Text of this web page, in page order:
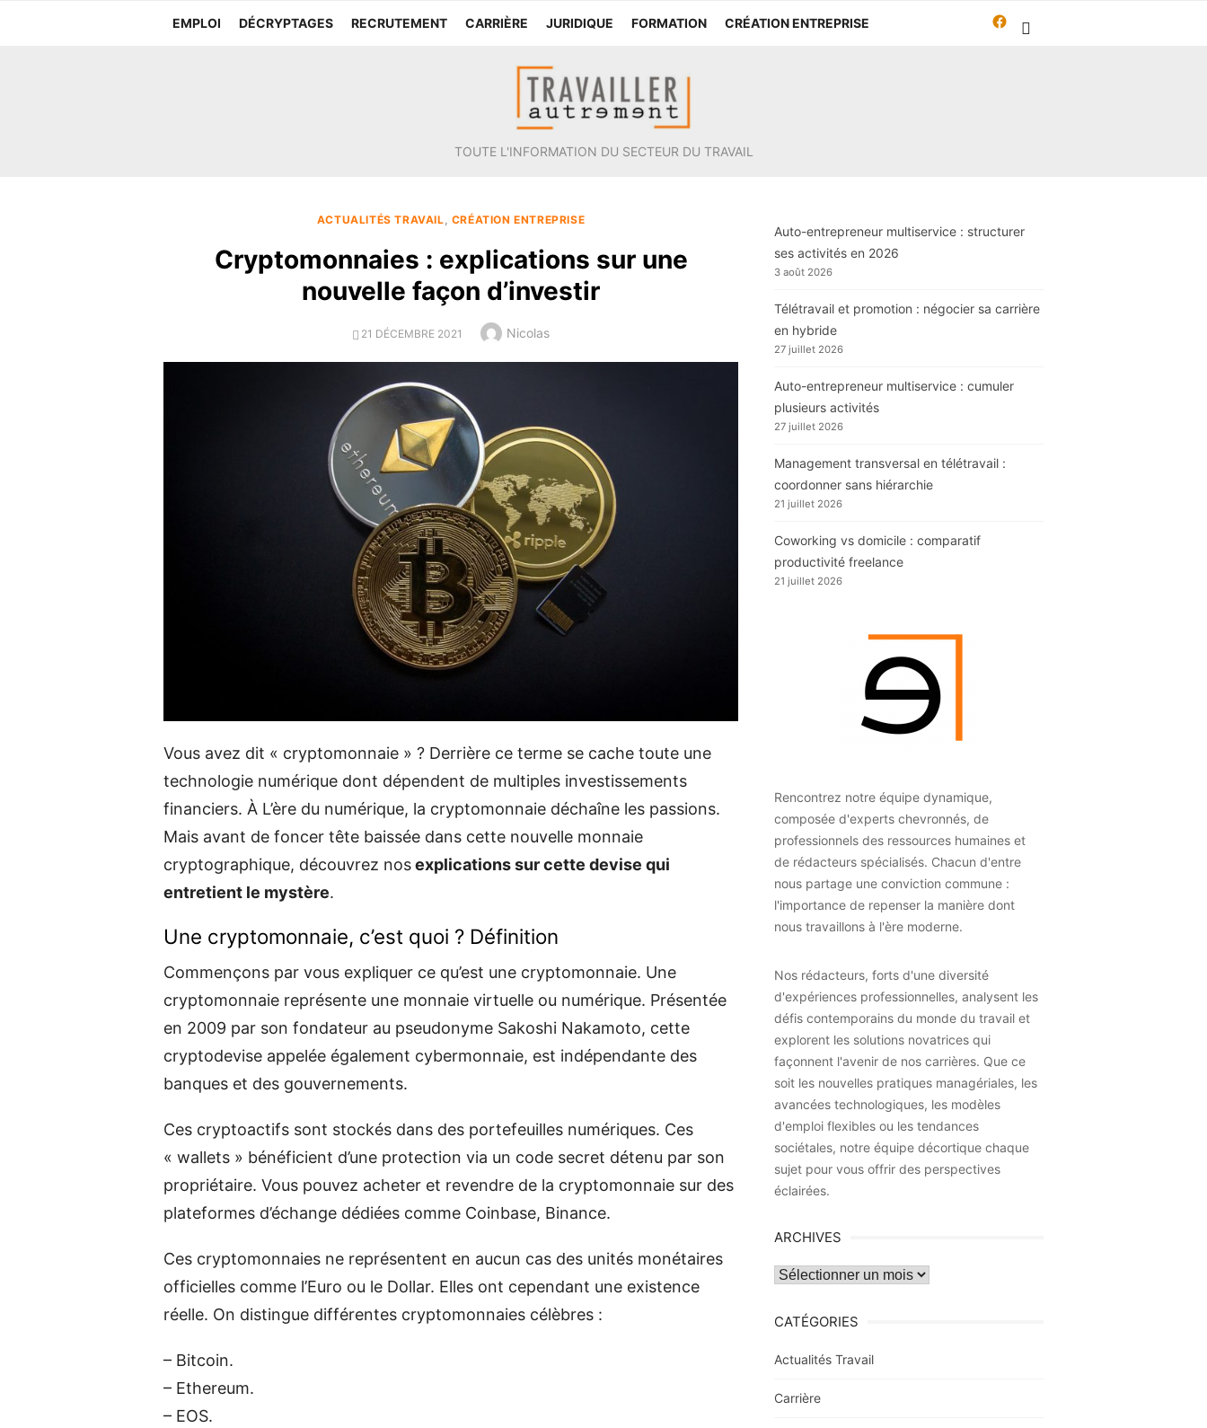
EMPLOI DÉCRYPTAGES RECRUTEMENT CARRIÈRE JURIDIQUE FORMATION CRÉATION ENTREPRISE
Travailleur-
TOUTE L'INFORMATION DU SECTEUR DU TRAVAIL
ACTUALITÉS TRAVAIL, CRÉATION ENTREPRISE
Cryptomonnaies : explications sur une
nouvelle façon d’investir
POSTED
21 DÉCEMBRE 2021 Author
Nicolas
Vous avez dit « cryptomonnaie » ? Derrière ce terme se cache toute une
technologie numérique dont dépendent de multiples investissements
financiers. À L’ère du numérique, la cryptomonnaie déchaîne les passions.
Mais avant de foncer tête baissée dans cette nouvelle monnaie
cryptographique, découvrez nosexplications sur cette devise qui
entretient le mystère.
Une cryptomonnaie, c’est quoi ? Définition
Commençons par vous expliquer ce qu’est une cryptomonnaie. Une
cryptomonnaie représente une monnaie virtuelle ou numérique. Présentée
en 2009 par son fondateur au pseudonyme Sakoshi Nakamoto, cette
cryptodevise appelée également cybermonnaie, est indépendante des
banques et des gouvernements.
Ces cryptoactifs sont stockés dans des portefeuilles numériques. Ces
« wallets » bénéficient d’une protection via un code secret détenu par son
propriétaire. Vous pouvez acheter et revendre de la cryptomonnaie sur des
plateformes d’échange dédiées comme Coinbase, Binance.
Ces cryptomonnaies ne représentent en aucun cas des unités monétaires
officielles comme l’Euro ou le Dollar. Elles ont cependant une existence
réelle. On distingue différentes cryptomonnaies célèbres :
– Bitcoin.
– Ethereum.
– EOS.
Auto-entrepreneur multiservice : structurer
ses activités en 2026
3 août 2026
Télétravail et promotion : négocier sa carrière
en hybride
27 juillet 2026
Auto-entrepreneur multiservice : cumuler
plusieurs activités
27 juillet 2026
Management transversal en télétravail :
coordonner sans hiérarchie
21 juillet 2026
Coworking vs domicile : comparatif
productivité freelance
21 juillet 2026
Rencontrez notre équipe dynamique,
composée d'experts chevronnés, de
professionnels des ressources humaines et
de rédacteurs spécialisés. Chacun d'entre
nous partage une conviction commune :
l'importance de repenser la manière dont
nous travaillons à l'ère moderne.
Nos rédacteurs, forts d'une diversité
d'expériences professionnelles, analysent les
défis contemporains du monde du travail et
explorent les solutions novatrices qui
façonnent l'avenir de nos carrières. Que ce
soit les nouvelles pratiques managériales, les
avancées technologiques, les modèles
d'emploi flexibles ou les tendances
sociétales, notre équipe décortique chaque
sujet pour vous offrir des perspectives
éclairées.
ARCHIVES
Archives
CATÉGORIES
Actualités Travail
Carrière